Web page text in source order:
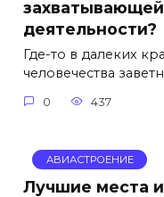
деятельности?
Где-то в далеких
человечества
0 437
АВИАСТРОЕНИЕ
Лучшие места